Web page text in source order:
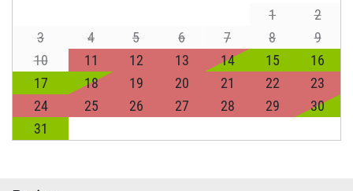
1
2
3
4 5 6 7 8
9
10
11 12 13 14 15
16
17
18 19 20 21 22
23
24
25 26 27 28 29
30
31